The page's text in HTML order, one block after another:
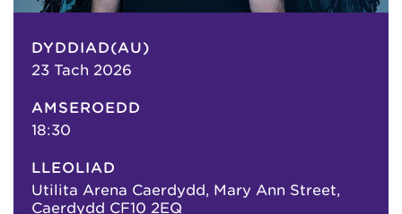
DYDDIAD(AU)
23 Tach 2026
AMSEROEDD
18:30
LLEOLIAD
Utilita Arena Caerdydd, Mary Ann Street,
Caerdydd CF10 2EQ